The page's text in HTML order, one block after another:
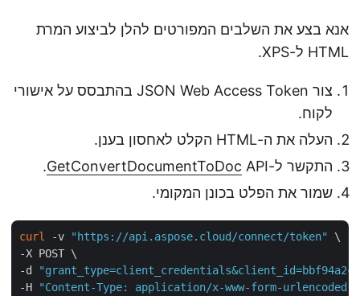
אנא בצע את השלבים המפורטים להלן לביצוע המרת
HTML ל-XPS.
צור JSON Web Access Token בהתבסס על אישורי
לקוח.
העלה את ה-HTML הקלט לאחסון בענן.
התקשר ל-
GetConvertDocumentToDocAPI.
שמור את הפלט בכונן המקומי.
curl -v "https://api.aspose.cloud/connect/token" \
-X POST \
-d "grant_type=client_credentials&client_id=bbf94a2c-
-H "Content-Type: application/x-www-form-